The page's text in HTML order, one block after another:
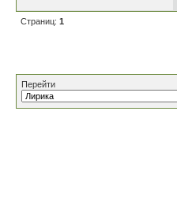
Страниц: 1
Перейти